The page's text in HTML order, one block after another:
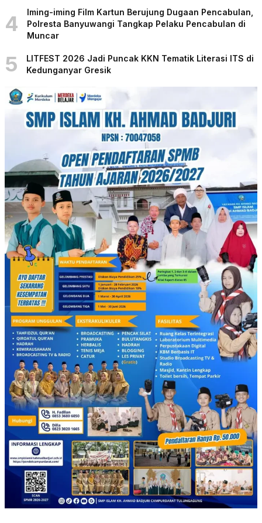
4
Iming-iming Film Kartun Berujung Dugaan Pencabulan,
Polresta Banyuwangi Tangkap Pelaku Pencabulan di
Muncar
5
LITFEST 2026 Jadi Puncak KKN Tematik Literasi ITS di
Kedunganyar Gresik